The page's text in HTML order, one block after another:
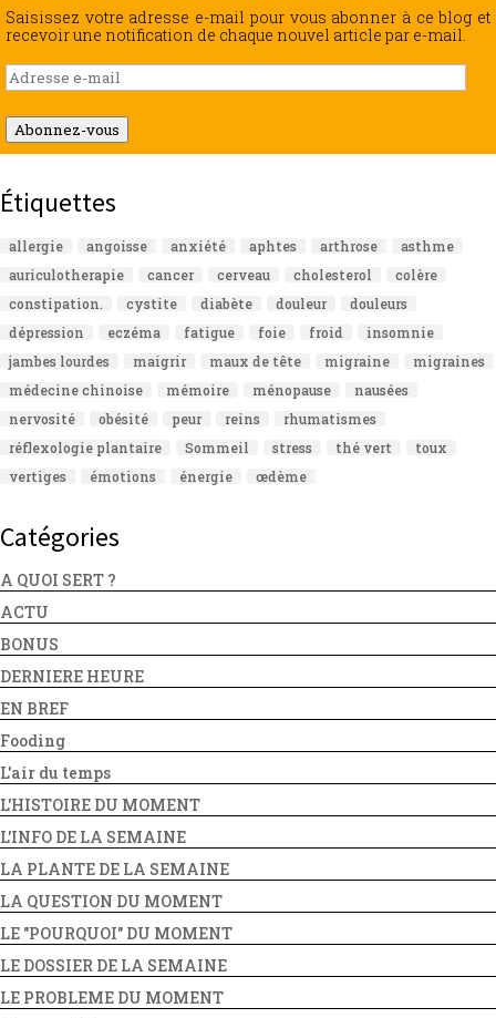
Saisissez votre adresse e-mail pour vous abonner à ce blog et
recevoir une notification de chaque nouvel article par e-mail.
Adresse
e-
mail
Abonnez-vous
Étiquettes
allergie angoisse anxiété aphtes arthrose
asthme
auriculotherapie
cancer cerveau cholesterol
colère
constipation.
cystite diabète douleur
douleurs
dépression
eczéma fatigue foie froid
insomnie
jambes lourdes
maigrir maux de tête migraine
migraines
médecine chinoise
mémoire ménopause
nausées
nervosité
obésité peur reins
rhumatismes
réflexologie plantaire
Sommeil stress thé vert
toux
vertiges
émotions énergie œdème
Catégories
A QUOI SERT ?
ACTU
BONUS
DERNIERE HEURE
EN BREF
Fooding
L'air du temps
L'HISTOIRE DU MOMENT
L'INFO DE LA SEMAINE
LA PLANTE DE LA SEMAINE
LA QUESTION DU MOMENT
LE "POURQUOI" DU MOMENT
LE DOSSIER DE LA SEMAINE
LE PROBLEME DU MOMENT